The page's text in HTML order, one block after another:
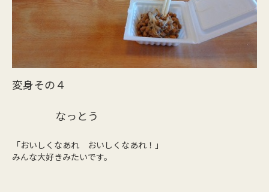
変身その４
なっとう
「おいしくなあれ おいしくなあれ！」
みんな大好きみたいです。